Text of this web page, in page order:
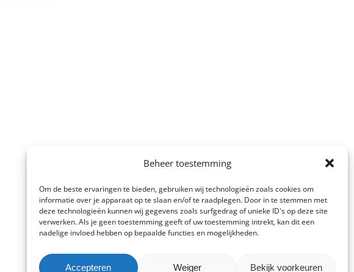
Beheer toestemming
Om de beste ervaringen te bieden, gebruiken wij technologieën zoals cookies om
informatie over je apparaat op te slaan en/of te raadplegen. Door in te stemmen met
deze technologieën kunnen wij gegevens zoals surfgedrag of unieke ID's op deze site
verwerken. Als je geen toestemming geeft of uw toestemming intrekt, kan dit een
nadelige invloed hebben op bepaalde functies en mogelijkheden.
Accepteren Weiger Bekijk voorkeuren